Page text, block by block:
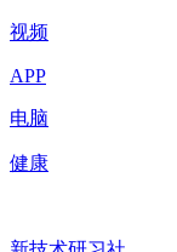
视频
APP
电脑
健康